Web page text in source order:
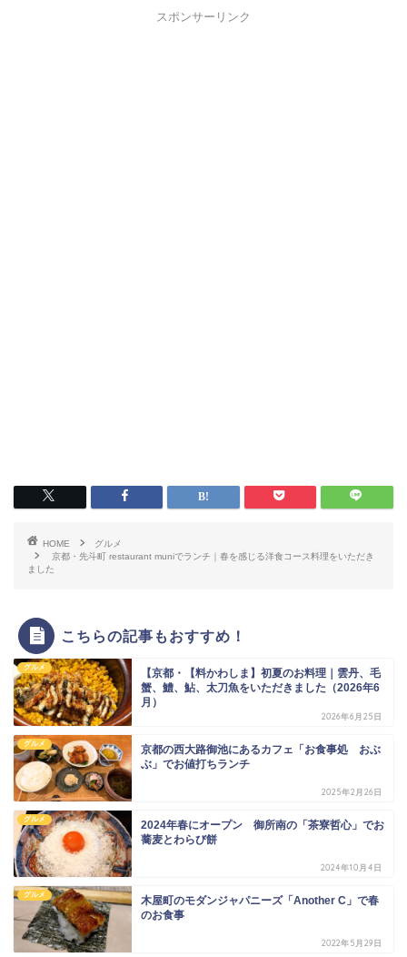
スポンサーリンク
HOME
グルメ
京都・先斗町 restaurant muniでランチ｜春を感じる洋食コース料理をいただき
ました
こちらの記事もおすすめ！
グルメ
【京都・【料かわしま】初夏のお料理｜雲丹、毛
蟹、鱧、鮎、太刀魚をいただきました（2026年6
月）
2026年6月25日
グルメ
京都の西大路御池にあるカフェ「お食事処 おぶ
ぶ」でお値打ちランチ
2025年2月26日
グルメ
2024年春にオープン 御所南の「茶寮哲心」でお
蕎麦とわらび餅
2024年10月4日
グルメ
木屋町のモダンジャパニーズ「Another C」で春
のお食事
2022年5月29日